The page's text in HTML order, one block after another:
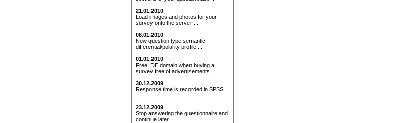
21.01.2010
Load images and photos for your
survey onto the server ...
08.01.2010
New question type semantic
differential/polarity profile ...
01.01.2010
Free .DE domain when buying a
survey free of advertisements ...
30.12.2009
Response time is recorded in SPSS
23.12.2009
Stop answering the questionnaire and
continue later ...